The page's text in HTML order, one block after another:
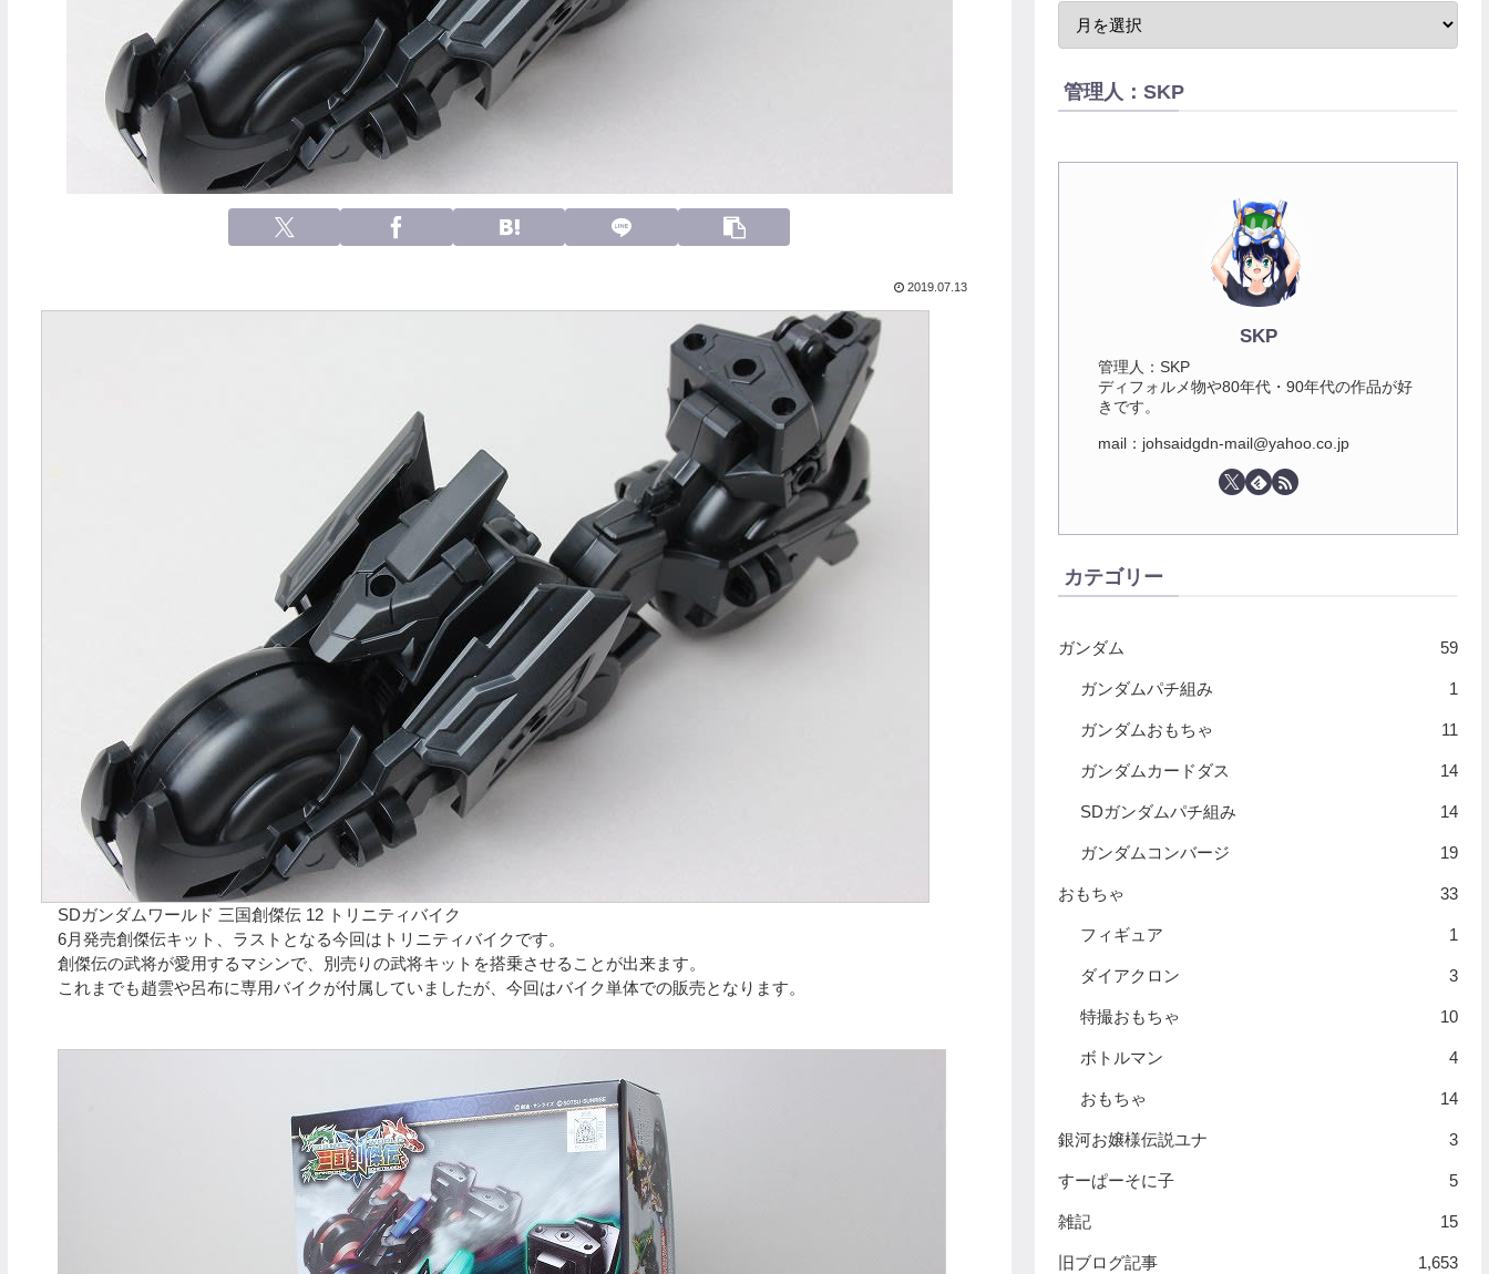
2019.07.13
SDガンダムワールド 三国創傑伝 12 トリニティバイク
6月発売創傑伝キット、ラストとなる今回はトリニティバイクです。
創傑伝の武将が愛用するマシンで、別売りの武将キットを搭乗させることが出来ます。
これまでも趙雲や呂布に専用バイクが付属していましたが、今回はバイク単体での販売となります。
管理人：SKP
SKP
管理人：SKP
ディフォルメ物や80年代・90年代の作品が好
きです。
mail：johsaidgdn-mail@yahoo.co.jp
カテゴリー
ガンダム 59
ガンダムパチ組み 1
ガンダムおもちゃ 11
ガンダムカードダス 14
SDガンダムパチ組み 14
ガンダムコンバージ 19
おもちゃ 33
フィギュア 1
ダイアクロン 3
特撮おもちゃ 10
ボトルマン 4
おもちゃ 14
銀河お嬢様伝説ユナ 3
すーぱーそに子 5
雑記 15
旧ブログ記事 1,653